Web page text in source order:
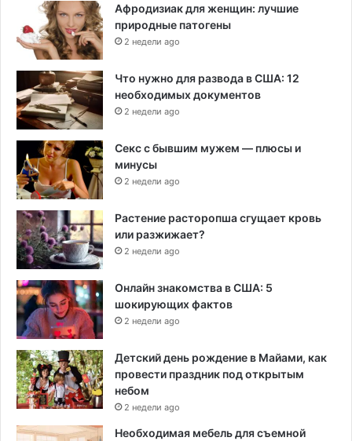
Афродизиак для женщин: лучшие
природные патогены
2 недели ago
Что нужно для развода в США: 12
необходимых документов
2 недели ago
Секс с бывшим мужем — плюсы и
минусы
2 недели ago
Растение расторопша сгущает кровь
или разжижает?
2 недели ago
Онлайн знакомства в США: 5
шокирующих фактов
2 недели ago
Детский день рождение в Майами, как
провести праздник под открытым
небом
2 недели ago
Необходимая мебель для съемной